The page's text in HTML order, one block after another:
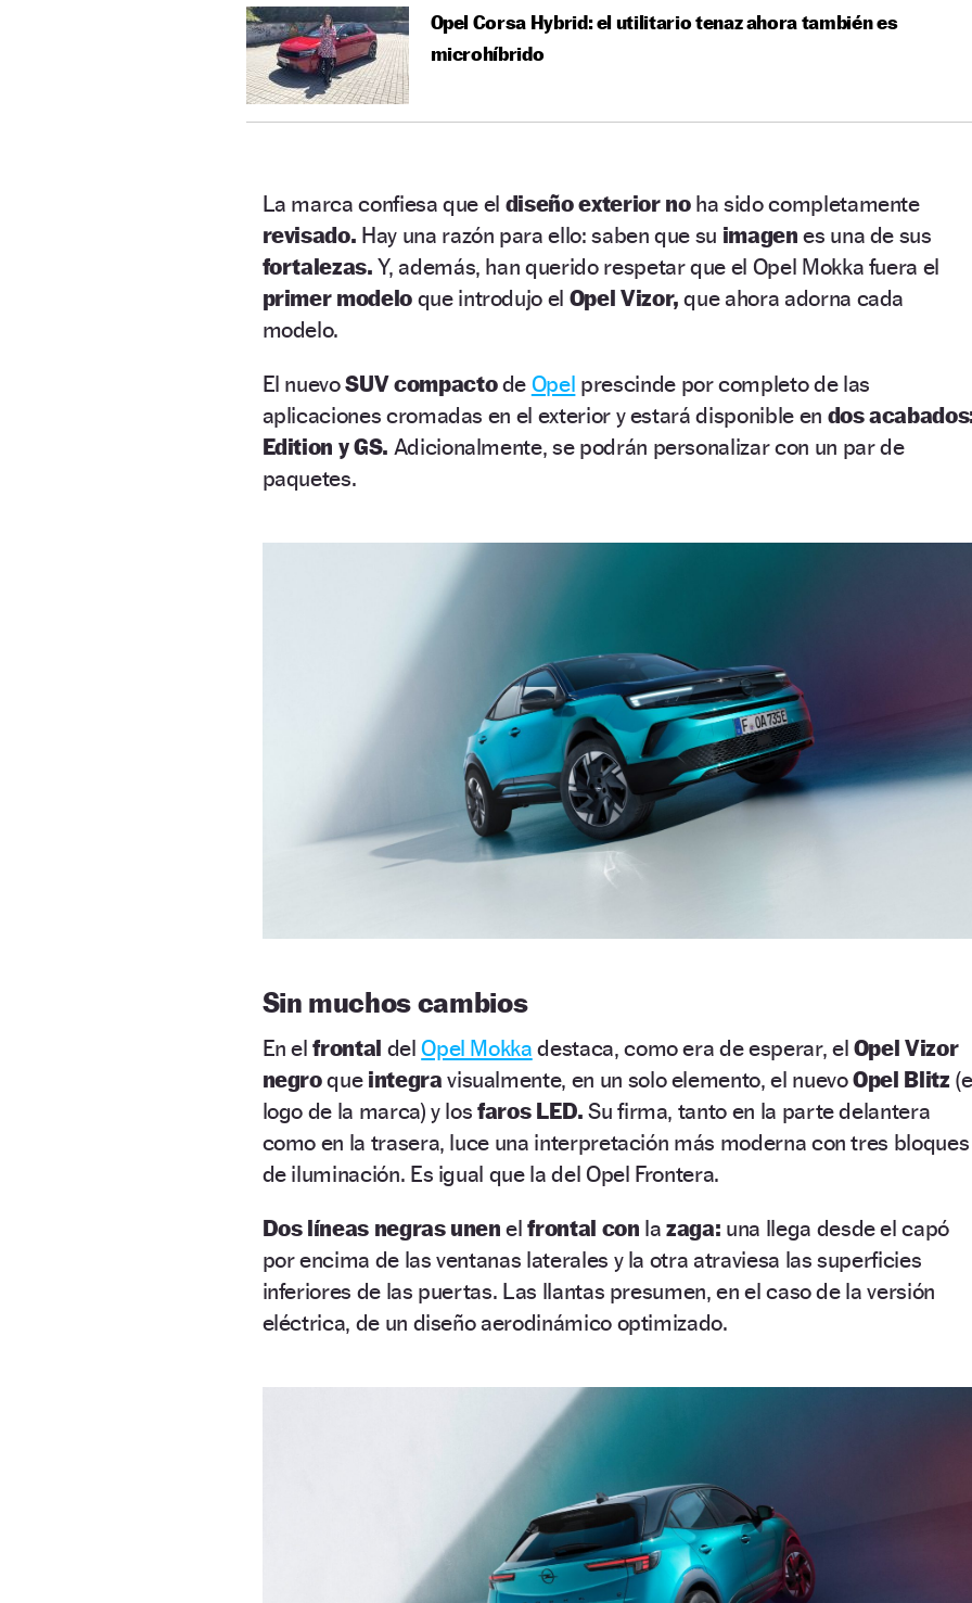
Opel Corsa Hybrid: el utilitario tenaz ahora también es
microhíbrido
La marca confiesa que el diseño exterior no ha sido completamente
revisado. Hay una razón para ello: saben que su imagenes una de sus
fortalezas.Y, además, han querido respetar que el Opel Mokka fuera el
primer modeloque introdujo el Opel Vizor,que ahora adorna cada
modelo.
El nuevoSUV compactode Opel prescinde por completo de las
aplicaciones cromadas en el exterior y estará disponible en dos
Edition y GS. Adicionalmente, se podrán personalizar con un par de
paquetes.
Sin muchos cambios
En elfrontal delOpel Mokka destaca, como era de esperar, el Opel Vizor
negroque integravisualmente, en un solo elemento, el nuevoOpel Blitz
logo de la marca) y losfaros LED.Su firma, tanto en la parte delantera
como en la trasera, luce una interpretación más moderna con tres bloques
de iluminación. Es igual que la del Opel Frontera.
Dos líneas negras unen elfrontal con lazaga: una llega desde el capó
por encima de las ventanas laterales y la otra atraviesa las superficies
inferiores de las puertas. Las llantas presumen, en el caso de la versión
eléctrica, de un diseño aerodinámico optimizado.